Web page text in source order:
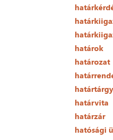
határok
határozat
határvita
határzár
hatósági